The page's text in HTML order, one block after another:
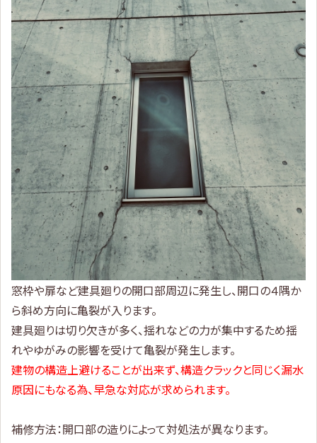
窓枠や扉など建具廻りの開口部周辺に発生し、開口の４隅か
ら斜め方向に亀裂が入ります。
建具廻りは切り欠きが多く、揺れなどの力が集中するため揺
れやゆがみの影響を受けて亀裂が発生します。
建物の構造上避けることが出来ず、構造クラックと同じく漏水
原因にもなる為、早急な対応が求められます。
補修方法：開口部の造りによって対処法が異なります。